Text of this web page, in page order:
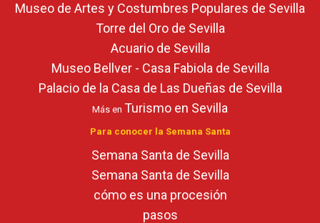
Museo de Artes y Costumbres Populares de Sevilla
Torre del Oro de Sevilla
Acuario de Sevilla
Museo Bellver - Casa Fabiola de Sevilla
Palacio de la Casa de Las Dueñas de Sevilla
Más en Turismo en Sevilla
Para conocer la Semana Santa
Semana Santa de Sevilla
Semana Santa de Sevilla
cómo es una procesión
pasos